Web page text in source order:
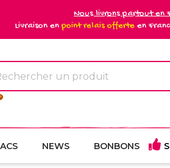
Nous livrons partout en
Livraison enpoint relais offerteen
NEWS BONBONS